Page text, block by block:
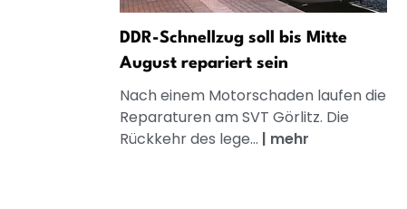
DDR-Schnellzug soll bis Mitte
August repariert sein
Nach einem Motorschaden laufen die
Reparaturen am SVT Görlitz. Die
Rückkehr des lege... | mehr